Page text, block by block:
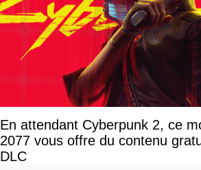
En attendant Cyberpunk 2, ce
2077 vous offre du contenu
DLC